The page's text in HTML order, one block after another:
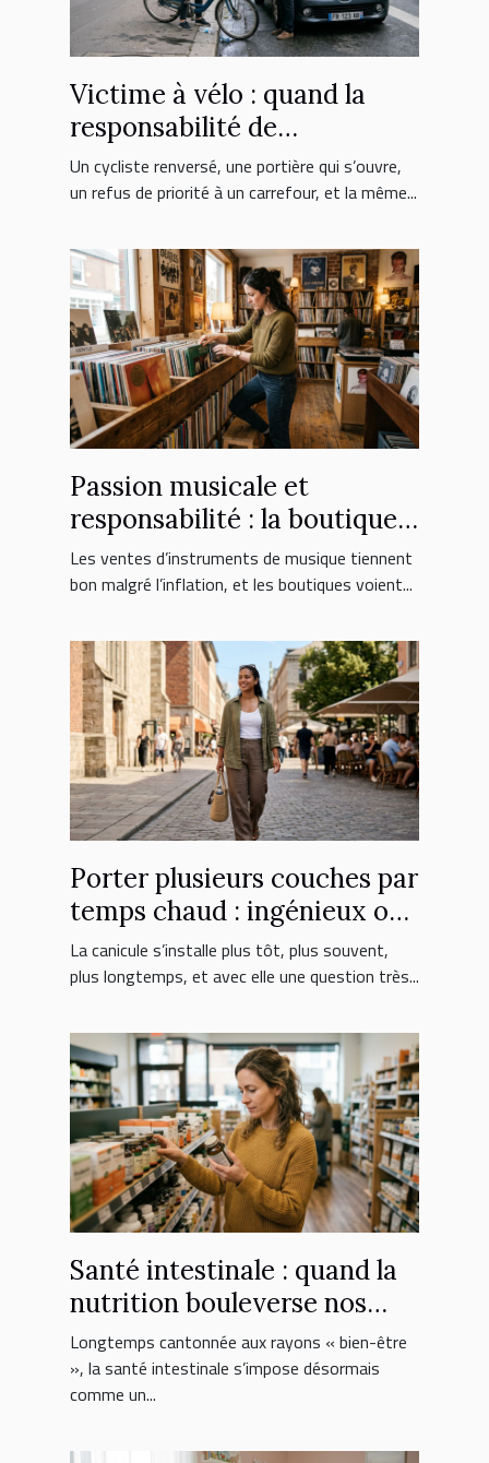
Victime à vélo : quand la
responsabilité de
l’automobiliste est engagée
Un cycliste renversé, une portière qui s’ouvre,
un refus de priorité à un carrefour, et la même...
Passion musicale et
responsabilité : la boutique
face aux nouveaux
consommateurs
Les ventes d’instruments de musique tiennent
bon malgré l’inflation, et les boutiques voient...
Porter plusieurs couches par
temps chaud : ingénieux ou
erreur fatale ?
La canicule s’installe plus tôt, plus souvent,
plus longtemps, et avec elle une question très...
Santé intestinale : quand la
nutrition bouleverse nos
choix de suppléments
Longtemps cantonnée aux rayons « bien-être
», la santé intestinale s’impose désormais
comme un...